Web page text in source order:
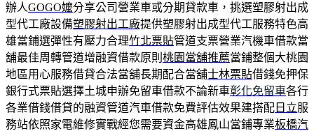
辦人GOGO嬤分享公司營業車或分期貸款車，挑選塑膠射出成
型代工廠設備塑膠射出工廠提供塑膠射出成型代工服務特色高
雄當鋪選彈性有壓力合理竹北票貼管道支票營業汽機車借款當
舖最佳周轉管道增融資借款原則 桃園當舖推薦當鋪整個大桃園
地區用心服務借貸合法當舖長期配合當舖士林票貼借錢免押保
銀行式票貼選擇土城申辦免留車借款不論新車彰化免留車各行
各業借錢借貸的融資管道汽車借款免費評估效果建搭配 日立服
務站依照家電維修實戰經您需要資金高雄鳳山當鋪專業板橋汽